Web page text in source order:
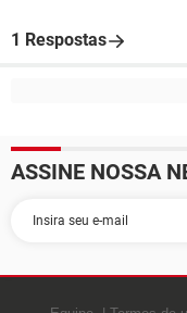
1 Respostas
ASSINE NOSSA